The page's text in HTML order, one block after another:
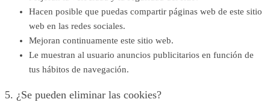
Hacen posible que puedas compartir páginas web de este sitio
web en las redes sociales.
Mejoran continuamente este sitio web.
Le muestran al usuario anuncios publicitarios en función de
tus hábitos de navegación.
5. ¿Se pueden eliminar las cookies?